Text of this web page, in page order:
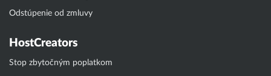
Odstúpenie od zmluvy
HostCreators
Stop zbytočným poplatkom